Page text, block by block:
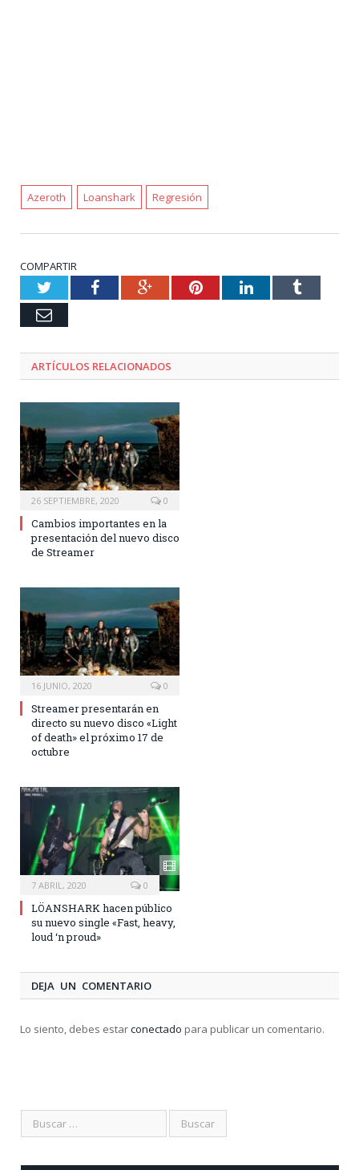
Azeroth Loanshark Regresión
COMPARTIR
TwitterFacebookGoogle+PinterestLinkedInTumblr
Email
ARTÍCULOS RELACIONADOS
26 SEPTIEMBRE, 2020 0
Cambios importantes en la
presentación del nuevo disco
de Streamer
16 JUNIO, 2020 0
Streamer presentarán en
directo su nuevo disco «Light
of death» el próximo 17 de
octubre
7 ABRIL, 2020 0
LÖANSHARK hacen público
su nuevo single «Fast, heavy,
loud ‘n proud»
DEJA UN COMENTARIO
Lo siento, debes estarconectado para publicar un comentario.